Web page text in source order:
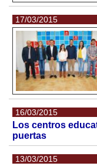
17/03/2015
16/03/2015
Los centros
puertas
13/03/2015